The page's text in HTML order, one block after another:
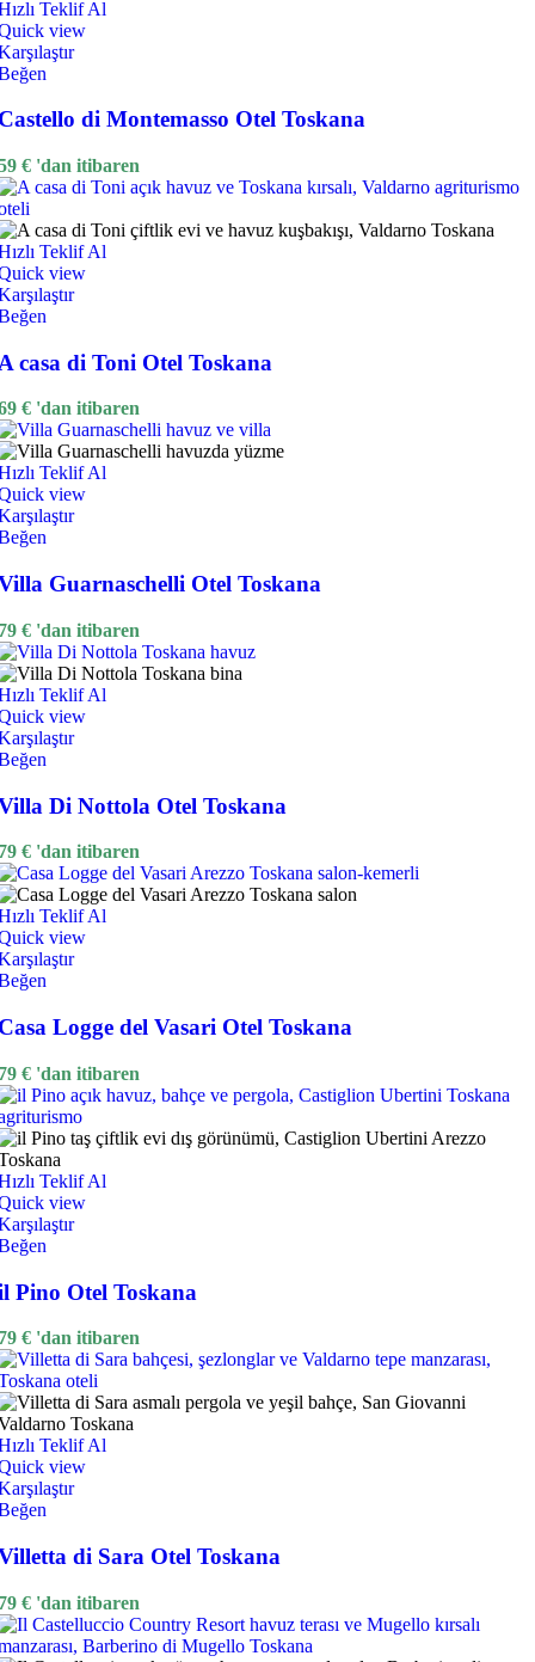
Teklif Al
view
di Montemasso Otel Toskana
€ 'dan itibaren
Teklif Al
view
casa di Toni Otel Toskana
€ 'dan itibaren
Teklif Al
view
Guarnaschelli Otel Toskana
€ 'dan itibaren
Teklif Al
view
Di Nottola Otel Toskana
€ 'dan itibaren
Teklif Al
view
Logge del Vasari Otel Toskana
€ 'dan itibaren
Teklif Al
view
Pino Otel Toskana
€ 'dan itibaren
Teklif Al
view
di Sara Otel Toskana
€ 'dan itibaren